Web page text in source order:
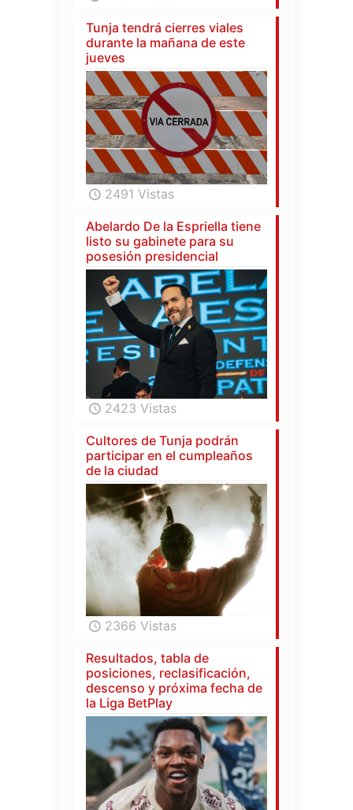
Tunja tendrá cierres viales
durante la mañana de este
jueves
2491 Vistas
Abelardo De la Espriella tiene
listo su gabinete para su
posesión presidencial
2423 Vistas
Cultores de Tunja podrán
participar en el cumpleaños
de la ciudad
2366 Vistas
Resultados, tabla de
posiciones, reclasificación,
descenso y próxima fecha de
la Liga BetPlay